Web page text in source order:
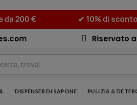
da 200 € ✔ 10% di
Riservato
DISPENSER DI SAPONE PULIZIA &